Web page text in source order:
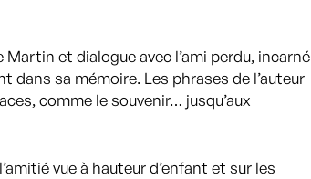
et dialogue avec l’ami perdu, incarné
dans sa mémoire. Les phrases de l’auteur
comme le souvenir… jusqu’aux
vue à hauteur d’enfant et sur les